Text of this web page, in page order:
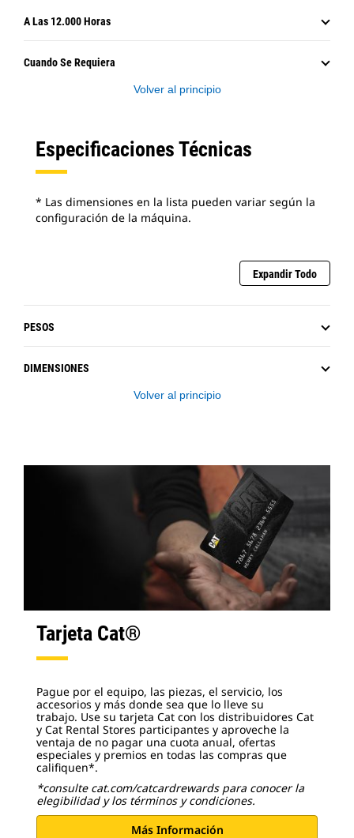
A Las 12.000 Horas
Cuando Se Requiera
Volver al principio
Especificaciones Técnicas
* Las dimensiones en la lista pueden variar según la
configuración de la máquina.
Expandir Todo
PESOS
DIMENSIONES
Volver al principio
Tarjeta Cat®
Pague por el equipo, las piezas, el servicio, los
accesorios y más donde sea que lo lleve su
trabajo. Use su tarjeta Cat con los distribuidores Cat
y Cat Rental Stores participantes y aproveche la
ventaja de no pagar una cuota anual, ofertas
especiales y premios en todas las compras que
califiquen*.
*consulte cat.com/catcardrewards para conocer la
elegibilidad y los términos y condiciones.
Más Información